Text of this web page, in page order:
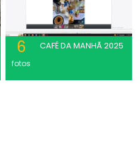
6
fotos
CAFÉ DA MANHÃ 2025